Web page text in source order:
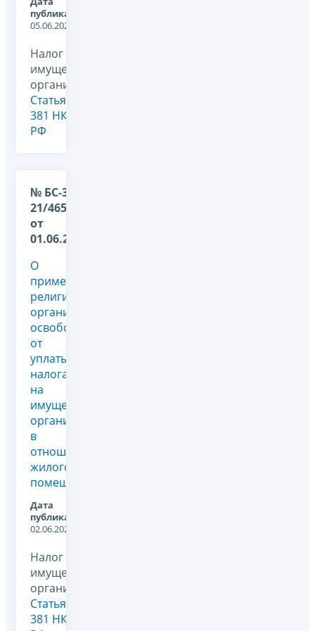
публикации:
05.06.2026
Налог на
имущество
организаций,
Статья
381 НК
РФ
№ БС-36-
21/4656@
от
01.06.2026
О
применении
религиозной
организацией
освобождения
от
уплаты
налога
на
имущество
организаций
в
отношении
жилого
помещения
Дата
публикации:
02.06.2026
Налог на
имущество
организаций,
Статья
381 НК